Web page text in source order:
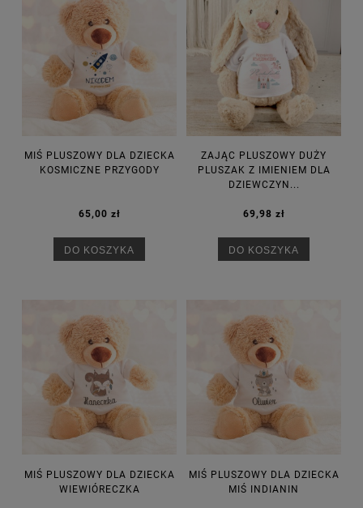
MIŚ PLUSZOWY DLA DZIECKA
KOSMICZNE PRZYGODY
65,00 zł
DO KOSZYKA
ZAJĄC PLUSZOWY DUŻY
PLUSZAK Z IMIENIEM DLA
DZIEWCZYN...
69,98 zł
DO KOSZYKA
MIŚ PLUSZOWY DLA DZIECKA
WIEWIÓRECZKA
MIŚ PLUSZOWY DLA DZIECKA
MIŚ INDIANIN